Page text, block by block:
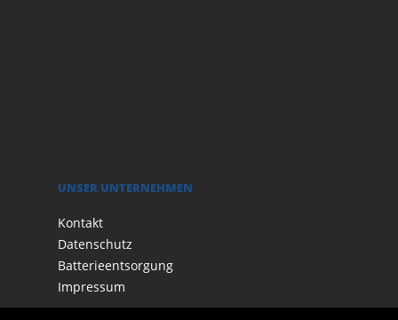
UNSER UNTERNEHMEN
Kontakt
Datenschutz
Batterieentsorgung
Impressum